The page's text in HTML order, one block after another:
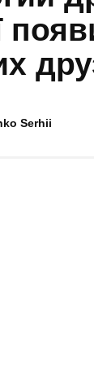
Serhii